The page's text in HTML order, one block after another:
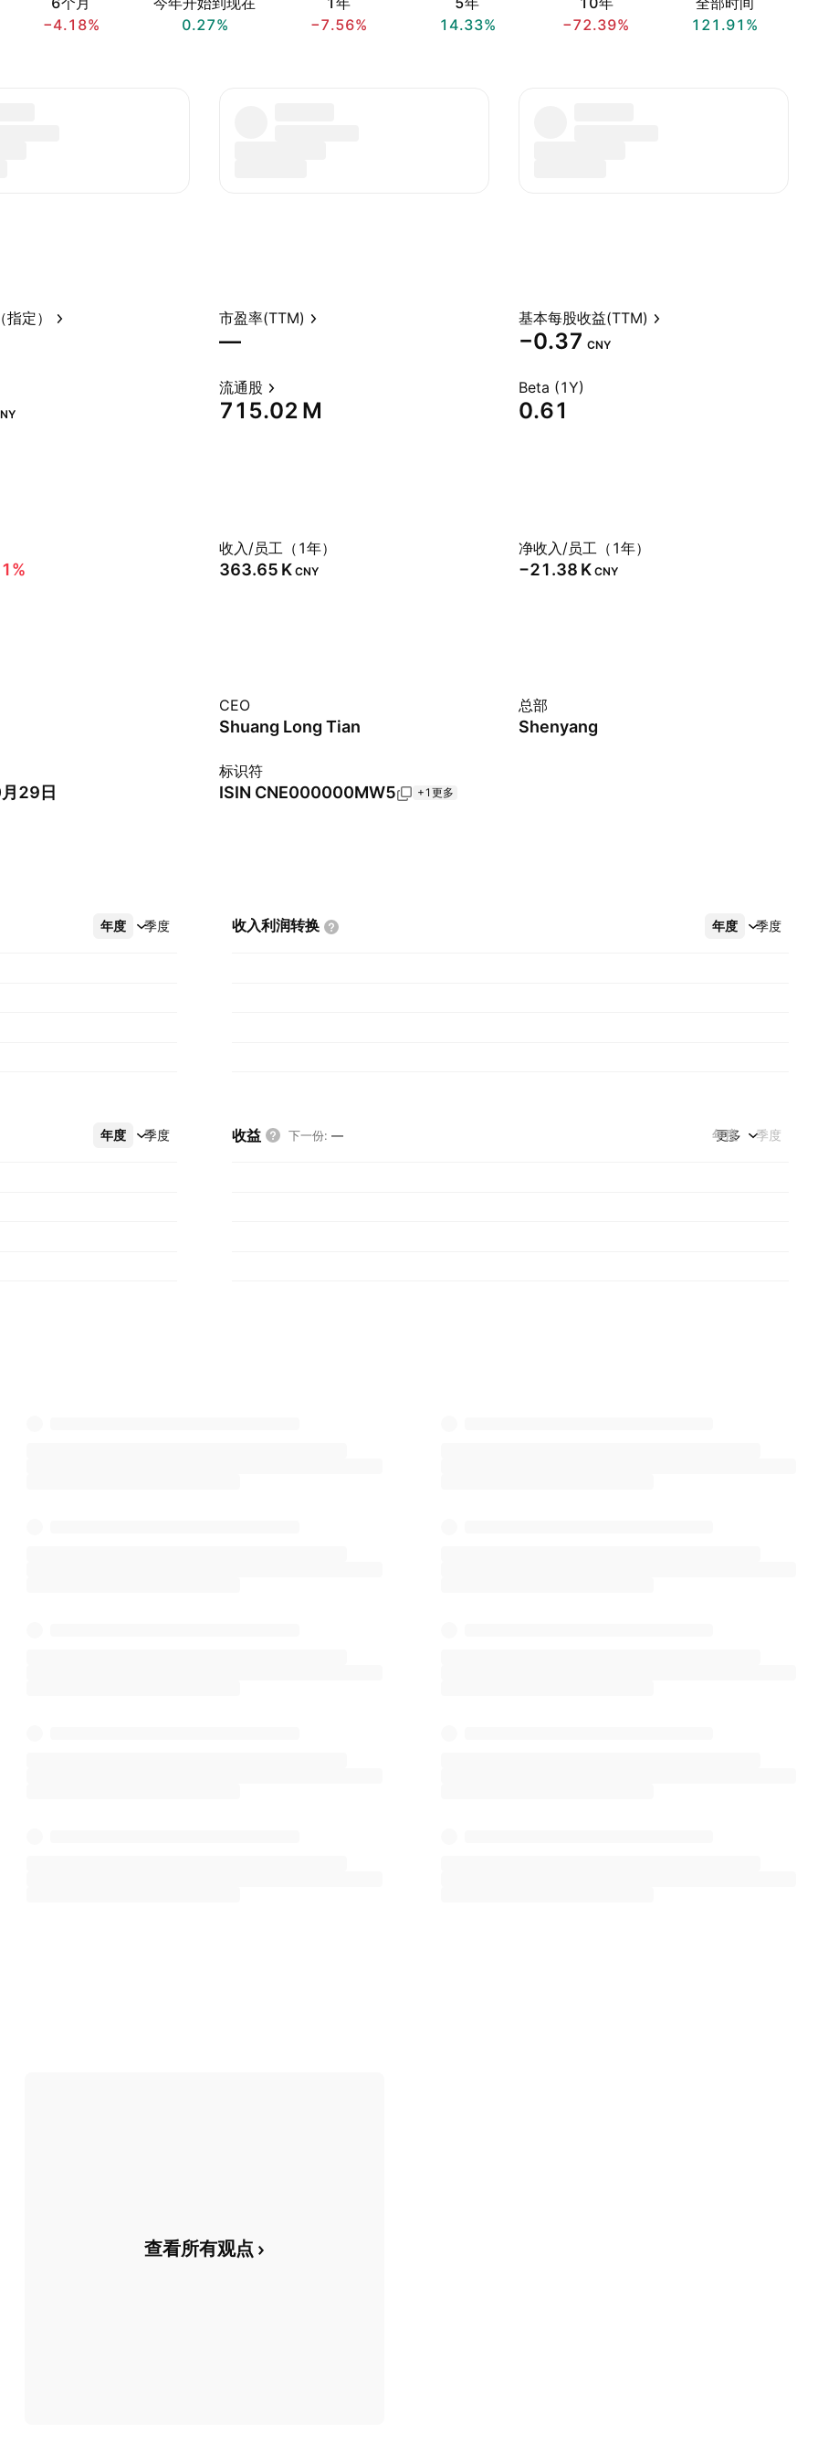
−4.18%
0.27%
−7.56%
14.33%
−72.39%
121.91%
定） 市盈率(TTM)
—
基本每股收益(TTM)
−0.37 CNY
流通股
‪715.02 M‬
Beta (1Y)
0.61
收入/员工（1年）
‪363.65 K‬ CNY
净收入/员工（1年）
‪−21.38 K‬ CNY
CEO
Shuang Long Tian
总部
Shenyang
29日
标识符
ISIN CNE000000MW5 +1更多
年度 季度
更多 收入利润转换 年度 季度
更多
年度 季度
更多 收益 下一份: — 年度 季度
更多
查看所有观点